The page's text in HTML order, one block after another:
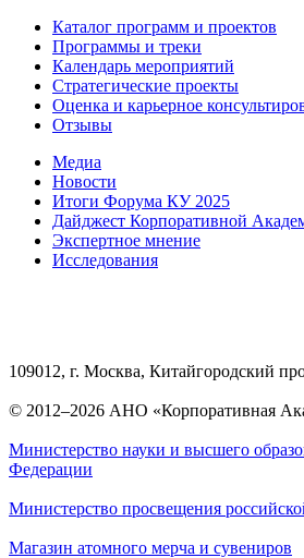
Каталог программ и проектов
Программы и треки
Календарь мероприятий
Стратегические проекты
Оценка и карьерное
Отзывы
Медиа
Новости
Итоги Форума КУ 2025
Дайджест Корпоративной
Экспертное мнение
Исследования
109012, г. Москва, Китайгородский
© 2012–2026 АНО «Корпоративная
Министерство науки и высшего
Федерации
Министерство просвещения
Магазин атомного мерча и сувениров